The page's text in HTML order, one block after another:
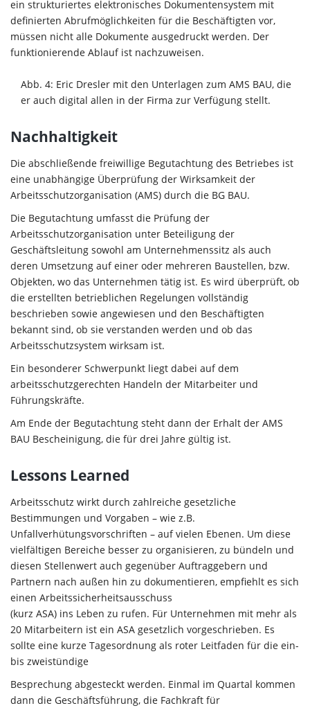
ein strukturiertes elektronisches Dokumentensystem mit
definierten Abrufmöglichkeiten für die Beschäftigten vor,
müssen nicht alle Dokumente ausgedruckt werden. Der
funktionierende Ablauf ist nachzuweisen.
Abb. 4: Eric Dresler mit den Unterlagen zum AMS BAU, die
er auch digital allen in der Firma zur Verfügung stellt.
Nachhaltigkeit
Die abschließende freiwillige Begutachtung des Betriebes ist
eine unabhängige Überprüfung der Wirksamkeit der
Arbeitsschutzorganisation (AMS) durch die BG BAU.
Die Begutachtung umfasst die Prüfung der
Arbeitsschutzorganisation unter Beteiligung der
Geschäftsleitung sowohl am Unternehmenssitz als auch
deren Umsetzung auf einer oder mehreren Baustellen, bzw.
Objekten, wo das Unternehmen tätig ist. Es wird überprüft, ob
die erstellten betrieblichen Regelungen vollständig
beschrieben sowie angewiesen und den Beschäftigten
bekannt sind, ob sie verstanden werden und ob das
Arbeitsschutzsystem wirksam ist.
Ein besonderer Schwerpunkt liegt dabei auf dem
arbeitsschutzgerechten Handeln der Mitarbeiter und
Führungskräfte.
Am Ende der Begutachtung steht dann der Erhalt der AMS
BAU Bescheinigung, die für drei Jahre gültig ist.
Lessons Learned
Arbeitsschutz wirkt durch zahlreiche gesetzliche
Bestimmungen und Vorgaben – wie z.B.
Unfallverhütungsvorschriften – auf vielen Ebenen. Um diese
vielfältigen Bereiche besser zu organisieren, zu bündeln und
diesen Stellenwert auch gegenüber Auftraggebern und
Partnern nach außen hin zu dokumentieren, empfiehlt es sich
einen Arbeitssicherheitsausschuss
(kurz ASA) ins Leben zu rufen. Für Unternehmen mit mehr als
20 Mitarbeitern ist ein ASA gesetzlich vorgeschrieben. Es
sollte eine kurze Tagesordnung als roter Leitfaden für die ein-
bis zweistündige
Besprechung abgesteckt werden. Einmal im Quartal kommen
dann die Geschäftsführung, die Fachkraft für